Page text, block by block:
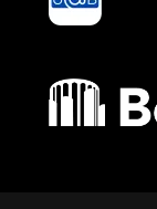
Bocconi shop